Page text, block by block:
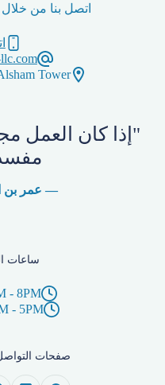
اتصل بنا من خلال
Tower
"إذا كان العمل
— عمر بن
ساعات
- 8PM
- 5PM
صفحات